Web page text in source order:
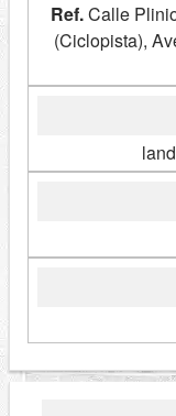
Ref.Calle
(Ciclopista),